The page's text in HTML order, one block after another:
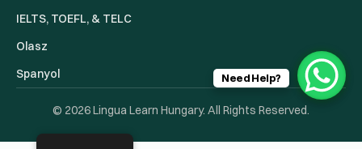
IELTS, TOEFL, & TELC
Olasz
Spanyol
© 2026 Lingua Learn Hungary. All Rights Reserved.
Need Help?